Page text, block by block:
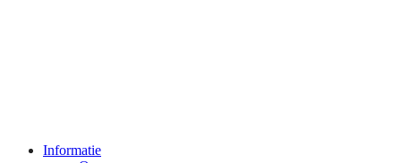
Informatie